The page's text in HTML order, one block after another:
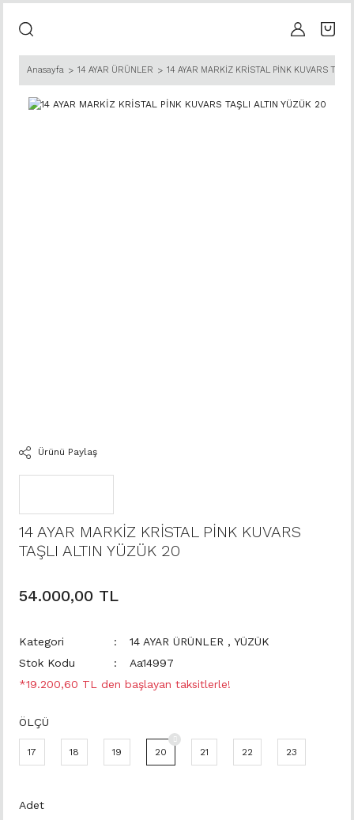
Anasayfa 14 AYAR ÜRÜNLER 14 AYAR MARKİZ KRİSTAL PİNK KUVARS
Ürünü Paylaş
14 AYAR MARKİZ KRİSTAL PİNK KUVARS
TAŞLI ALTIN YÜZÜK 20
54.000,00 TL
Kategori 14 AYAR ÜRÜNLER , YÜZÜK
Stok Kodu
Aa14997
*19.200,60 TL den başlayan taksitlerle!
ÖLÇÜ
17 18 19 20 21 22 23
Adet